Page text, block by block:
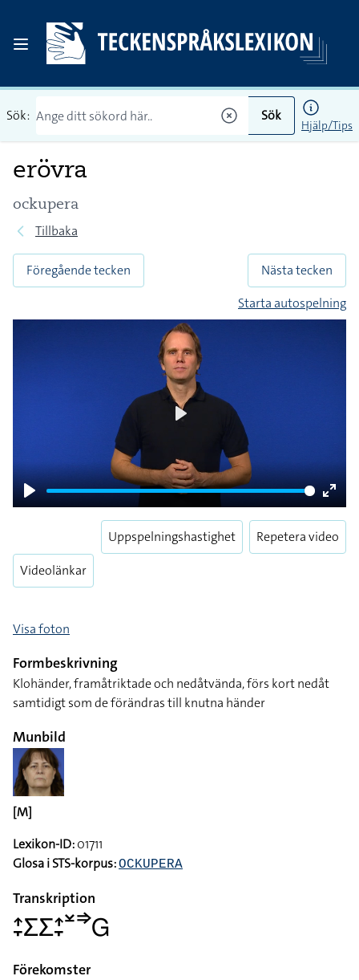
Sök: Sök
Hjälp/Tips
erövra
ockupera
Tillbaka
Föregående tecken
Nästa tecken
Starta autospelning
Play
Enter
Videolänkar
Uppspelningshastighet Repetera video
Visa foton
Formbeskrivning
Klohänder, framåtriktade och nedåtvända, förs kort nedåt
samtidigt som de förändras till knutna händer
Munbild
[M]
Lexikon-ID:01711
Glosa i STS-korpus:OCKUPERA
Transkription
􌤴􌥙􌤥􌤥􌤴􌥙􌥸􌦆􌤦
Förekomster